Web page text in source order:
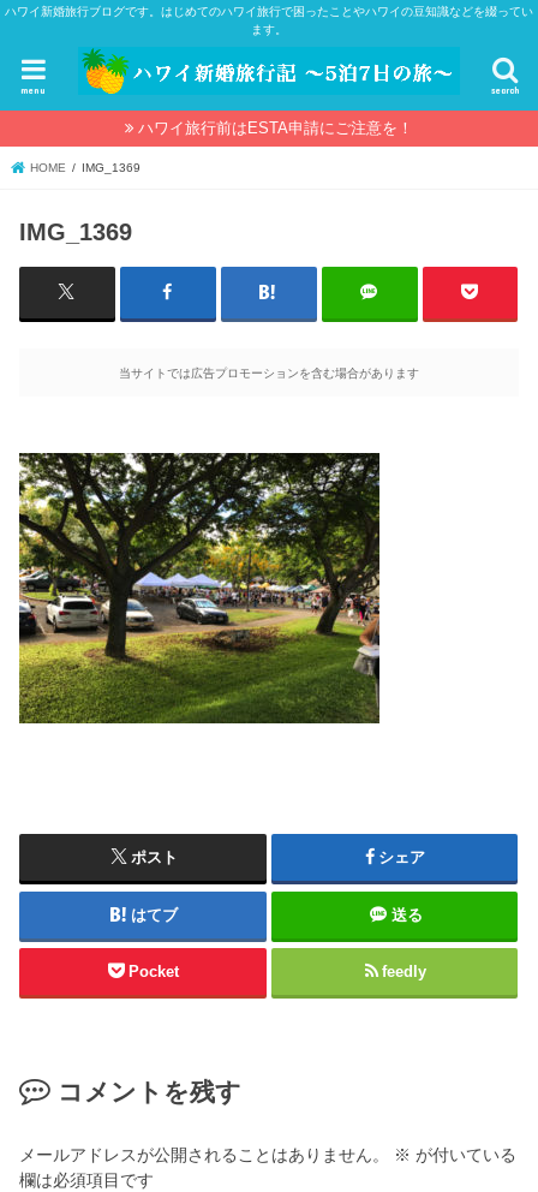
ハワイ新婚旅行ブログです。はじめてのハワイ旅行で困ったことやハワイの豆知識などを綴ってい
ます。
search
menu
ハワイ旅行前はESTA申請にご注意を！
HOME IMG_1369
IMG_1369
当サイトでは広告プロモーションを含む場合があります
ポスト シェア
はてブ 送る
Pocket feedly
コメントを残す
メールアドレスが公開されることはありません。 ※ が付いている
欄は必須項目です